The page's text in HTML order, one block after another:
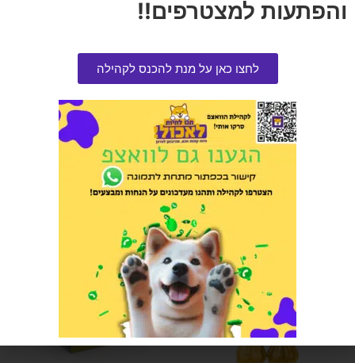
100 גרם בקופסה
הרוויחו 0.95 נקודות ⭐
₪19.00
הוספה לסל
בקופסה
₪10.00
אזל המלאי
והפתעות למצטרפים!!
לחצו כאן על מנת להכנס לקהילה